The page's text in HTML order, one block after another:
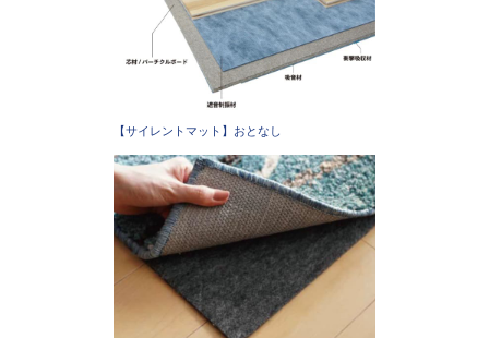
【サイレントマット】おとなし